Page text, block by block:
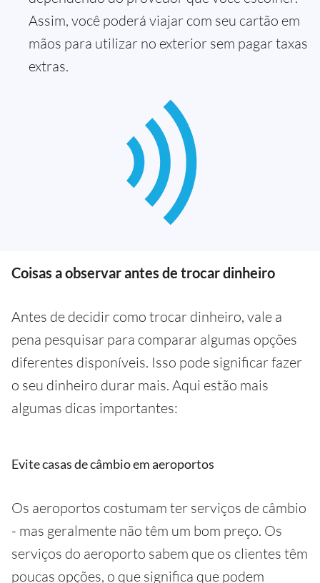
Assim, você poderá viajar com seu cartão em
mãos para utilizar no exterior sem pagar taxas
extras.
Coisas a observar antes de trocar dinheiro
Antes de decidir como trocar dinheiro, vale a
pena pesquisar para comparar algumas opções
diferentes disponíveis. Isso pode significar fazer
o seu dinheiro durar mais. Aqui estão mais
algumas dicas importantes:
Evite casas de câmbio em aeroportos
Os aeroportos costumam ter serviços de câmbio
- mas geralmente não têm um bom preço. Os
serviços do aeroporto sabem que os clientes têm
poucas opções, o que significa que podem